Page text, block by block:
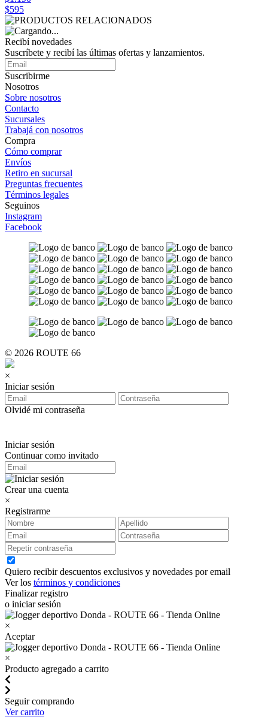
$595
Recibí novedades
Suscríbete y recibí las últimas ofertas y lanzamientos.
Suscribirme
Nosotros
Sobre nosotros
Contacto
Sucursales
Trabajá con nosotros
Compra
Cómo comprar
Envíos
Retiro en sucursal
Preguntas frecuentes
Términos legales
Seguinos
Instagram
Facebook
© 2026 ROUTE 66
×
Iniciar sesión
Olvidé mi contraseña
Iniciar sesión
Continuar como invitado
Crear una cuenta
×
Registrarme
Quiero recibir descuentos exclusivos y novedades por email
Ver los términos y condiciones
Finalizar registro
o iniciar sesión
×
Aceptar
×
Producto agregado a carrito
Seguir comprando
Ver carrito